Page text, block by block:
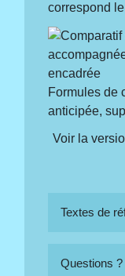
correspond
Formules de
anticipée,
Voir la
Textes de
Questions